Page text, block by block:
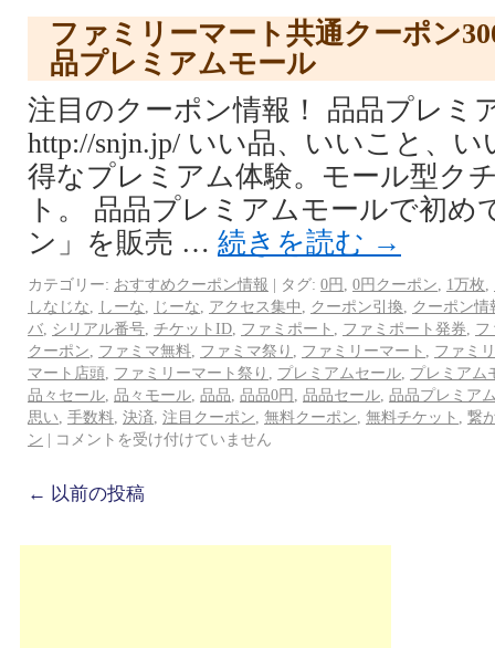
ファミリーマート共通クーポン
品プレミアムモール
注目のクーポン情報！ 品品プレミ
http://snjn.jp/ いい品、いいこと、
得なプレミアム体験。モール型ク
ト。 品品プレミアムモールで初め
ン」を販売 … 続きを読む →
カテゴリー: おすすめクーポン情報 | タグ: 0円 0円クーポン 1万枚
しなじな
しーな じーな アクセス集中 クーポン引換
クーポン情
バ
シリアル番号 チケットID ファミポート ファミポート発券
フ
クーポン
ファミマ無料 ファミマ祭り ファミリーマート
ファミ
マート店頭
ファミリーマート祭り プレミアムセール プレミアム
品々セール 品々モール 品品 品品0円 品品セール 品品プレミア
思い 手数料 決済 注目クーポン 無料クーポン 無料チケット
繋
ン | コメントを受け付けていません
← 以前の投稿